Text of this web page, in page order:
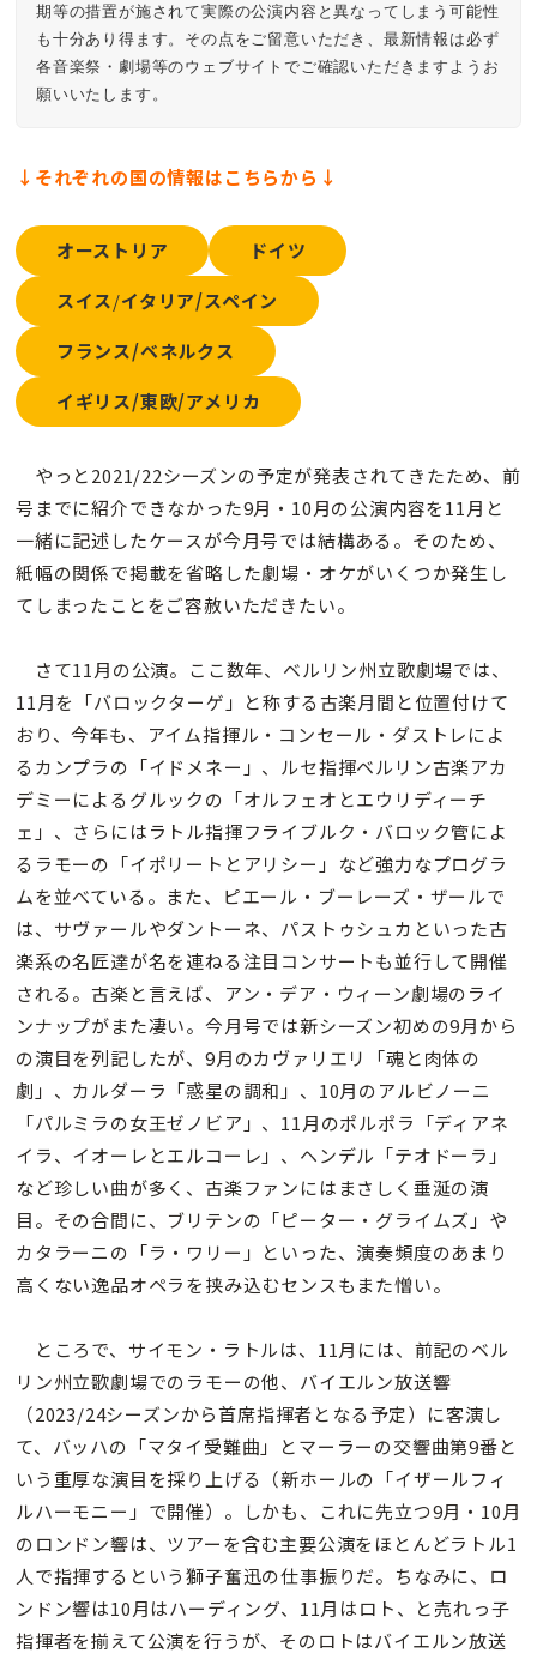
期等の措置が施されて実際の公演内容と異なってしまう可能性
も十分あり得ます。その点をご留意いただき、最新情報は必ず
各音楽祭・劇場等のウェブサイトでご確認いただきますようお
願いいたします。
↓それぞれの国の情報はこちらから↓
オーストリア
ドイツ
スイス/イタリア/スペイン
フランス/ベネルクス
イギリス/東欧/アメリカ
やっと2021/22シーズンの予定が発表されてきたため、前
号までに紹介できなかった9月・10月の公演内容を11月と
一緒に記述したケースが今月号では結構ある。そのため、
紙幅の関係で掲載を省略した劇場・オケがいくつか発生し
てしまったことをご容赦いただきたい。
さて11月の公演。ここ数年、ベルリン州立歌劇場では、
11月を「バロックターゲ」と称する古楽月間と位置付けて
おり、今年も、アイム指揮ル・コンセール・ダストレによ
るカンプラの「イドメネー」、ルセ指揮ベルリン古楽アカ
デミーによるグルックの「オルフェオとエウリディーチ
ェ」、さらにはラトル指揮フライブルク・バロック管によ
るラモーの「イポリートとアリシー」など強力なプログラ
ムを並べている。また、ピエール・ブーレーズ・ザールで
は、サヴァールやダントーネ、パストゥシュカといった古
楽系の名匠達が名を連ねる注目コンサートも並行して開催
される。古楽と言えば、アン・デア・ウィーン劇場のライ
ンナップがまた凄い。今月号では新シーズン初めの9月から
の演目を列記したが、9月のカヴァリエリ「魂と肉体の
劇」、カルダーラ「惑星の調和」、10月のアルビノーニ
「パルミラの女王ゼノビア」、11月のポルポラ「ディアネ
イラ、イオーレとエルコーレ」、ヘンデル「テオドーラ」
など珍しい曲が多く、古楽ファンにはまさしく垂涎の演
目。その合間に、ブリテンの「ピーター・グライムズ」や
カタラーニの「ラ・ワリー」といった、演奏頻度のあまり
高くない逸品オペラを挟み込むセンスもまた憎い。
ところで、サイモン・ラトルは、11月には、前記のベル
リン州立歌劇場でのラモーの他、バイエルン放送響
（2023/24シーズンから首席指揮者となる予定）に客演し
て、バッハの「マタイ受難曲」とマーラーの交響曲第9番と
いう重厚な演目を採り上げる（新ホールの「イザールフィ
ルハーモニー」で開催）。しかも、これに先立つ9月・10月
のロンドン響は、ツアーを含む主要公演をほとんどラトル1
人で指揮するという獅子奮迅の仕事振りだ。ちなみに、ロ
ンドン響は10月はハーディング、11月はロト、と売れっ子
指揮者を揃えて公演を行うが、そのロトはバイエルン放送